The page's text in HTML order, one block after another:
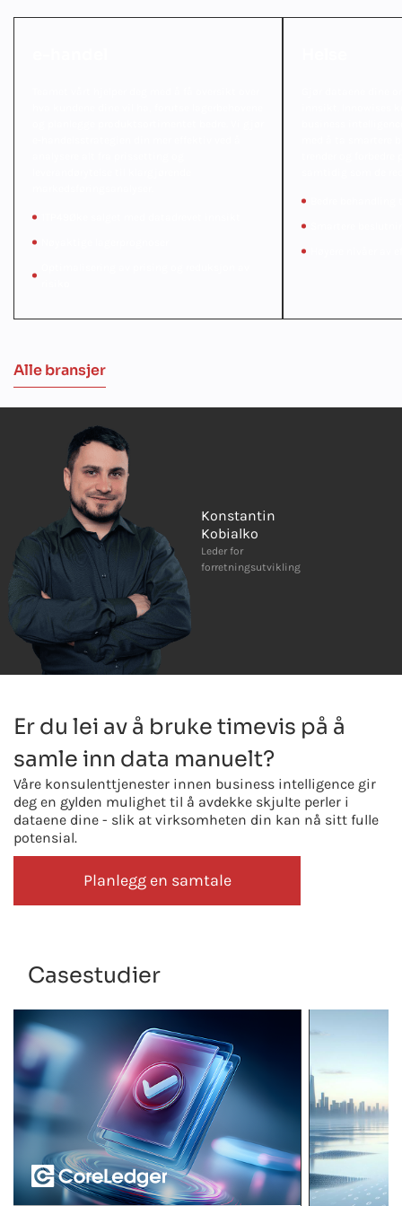
Alle bransjer
Konstantin
Kobialko
Leder for
forretningsutvikling
Er du lei av å bruke timevis på å
samle inn data manuelt?
Våre konsulenttjenester innen business intelligence gir
deg en gylden mulighet til å avdekke skjulte perler i
dataene dine - slik at virksomheten din kan nå sitt fulle
potensial.
Planlegg en samtale
Casestudier